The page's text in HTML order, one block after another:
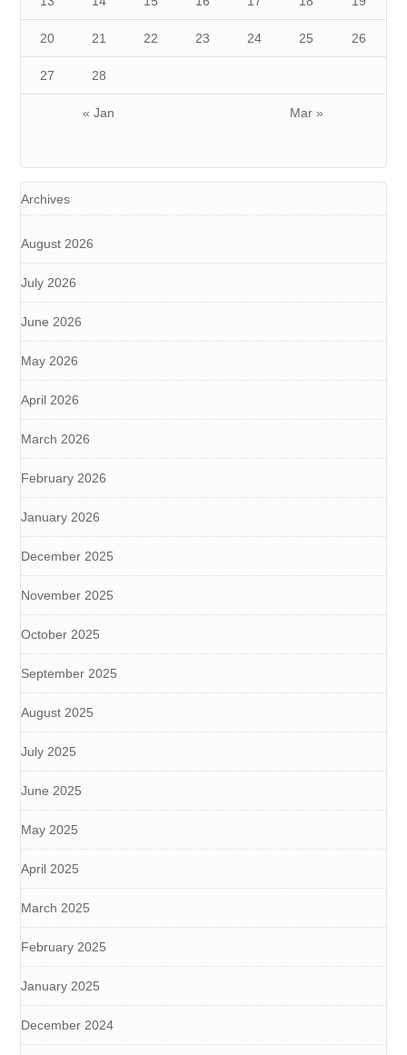
« Jan Mar »
20 21 22 23 24 25 26
27 28
Archives
August 2026
July 2026
June 2026
May 2026
April 2026
March 2026
February 2026
January 2026
December 2025
November 2025
October 2025
September 2025
August 2025
July 2025
June 2025
May 2025
April 2025
March 2025
February 2025
January 2025
December 2024